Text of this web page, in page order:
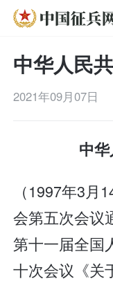
中华人民
2021年09月07日
中
（1997年3
会第五次会
第十一届全国
十次会议《关